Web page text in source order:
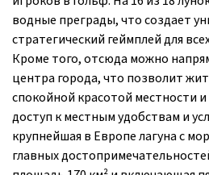
водные преграды, что создает
стратегический геймплей для
Кроме того, отсюда можно
центра города, что позволит
спокойной красотой местности
доступ к местным удобствам и
крупнейшая в Европе лагуна с
главных